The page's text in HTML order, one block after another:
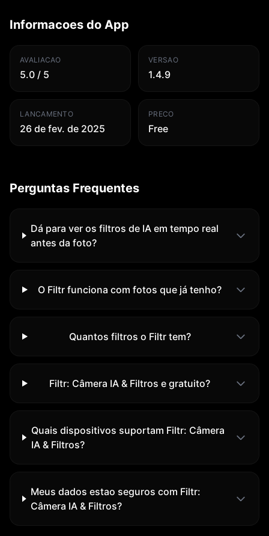
Informacoes do App
AVALIACAO
5.0 / 5
VERSAO
1.4.9
LANCAMENTO
26 de fev. de 2025
PRECO
Free
Perguntas Frequentes
Dá para ver os filtros de IA em tempo real
antes da foto?
O Filtr funciona com fotos que já tenho?
Quantos filtros o Filtr tem?
Filtr: Câmera IA & Filtros e gratuito?
Quais dispositivos suportam Filtr: Câmera
IA & Filtros?
Meus dados estao seguros com Filtr:
Câmera IA & Filtros?